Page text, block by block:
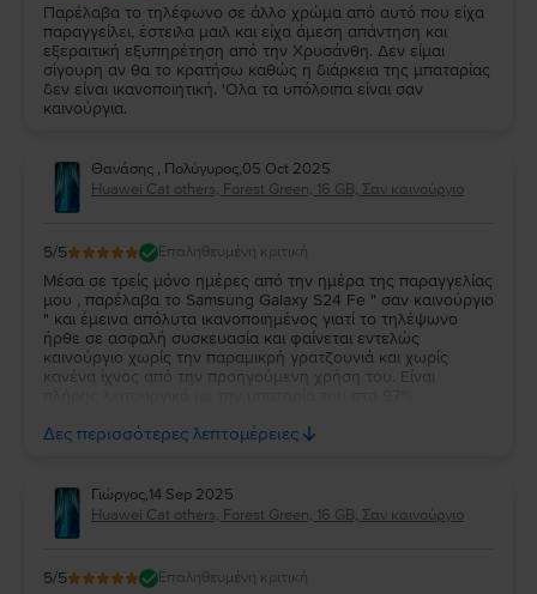
Παρέλαβα το τηλέφωνο σε άλλο χρώμα από αυτό που είχα
παραγγείλει, έστειλα μαιλ και είχα άμεση απάντηση και
εξεραιτική εξυπηρέτηση από την Χρυσάνθη. Δεν είμαι
σίγουρη αν θα το κρατήσω καθώς η διάρκεια της μπαταρίας
δεν είναι ικανοποιητική. 'Ολα τα υπόλοιπα είναι σαν
καινούργια.
Θανάσης , Πολύγυρος,05 Oct 2025
Huawei Cat others, Forest Green, 16 GB, Σαν καινούργιο
5/5 Επαληθευμένη κριτική
Μέσα σε τρείς μόνο ημέρες από την ημέρα της παραγγελίας
μου , παρέλαβα το Samsung Galaxy S24 Fe " σαν καινούργιο
" και έμεινα απόλυτα ικανοποιημένος γιατί το τηλέψωνο
ήρθε σε ασφαλή συσκευασία και φαίνεται εντελώς
καινούργιο χωρίς την παραμικρή γρατζουνιά και χωρίς
κανένα ίχνος από την προηγούμενη χρήση του. Είναι
όσους θέλουν να αγοράσουν καλό και φθηνό κινητό.
Δες περισσότερες λεπτομέρειες
Γιώργος,14 Sep 2025
Huawei Cat others, Forest Green, 16 GB, Σαν καινούργιο
5/5 Επαληθευμένη κριτική